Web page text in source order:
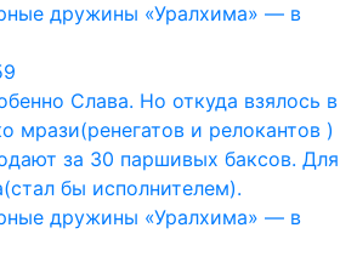
дружины «Уралхима» — в
Слава. Но откуда взялось в
мрази(ренегатов и релокантов )
за 30 паршивых баксов. Для
бы исполнителем).
дружины «Уралхима» — в